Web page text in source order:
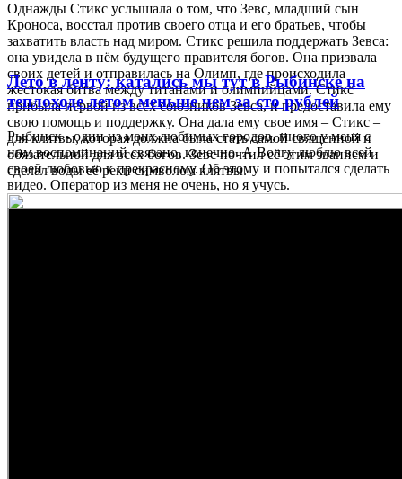
Однажды Стикс услышала о том, что Зевс, младший сын
Кроноса, восстал против своего отца и его братьев, чтобы
захватить власть над миром. Стикс решила поддержать Зевса:
она увидела в нём будущего правителя богов. Она призвала
своих детей и отправилась на Олимп, где происходила
жестокая битва между титанами и олимпийцами. Стикс
прибыла первой из всех союзников Зевса, и предоставила ему
свою помощь и поддержку. Она дала ему свое имя – Стикс –
для клятвы, которая должна была стать самой священной и
обязательной для всех богов. Зевс почтил её этим званием и
сделал воды её реки символом клятвы.
Лето в ленту: катались мы тут в Рыбинске на
теплоходе летом меньше чем за сто рублей
Рыбинск - один из моих любимых городов, много у меня с
ним воспоминаний связано, конечно. А Волгу люблю всей
своей любовью к прекрасному. Об этому и попытался сделать
видео. Оператор из меня не очень, но я учусь.